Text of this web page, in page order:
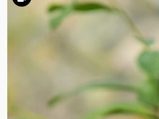
TEM
REFLORESTAR